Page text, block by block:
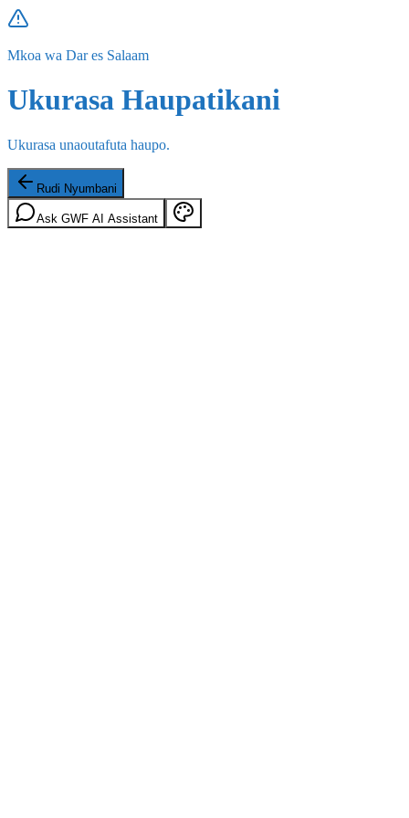
Mkoa wa Dar es Salaam
Ukurasa Haupatikani
Ukurasa unaoutafuta haupo.
Rudi Nyumbani
Ask GWF AI Assistant